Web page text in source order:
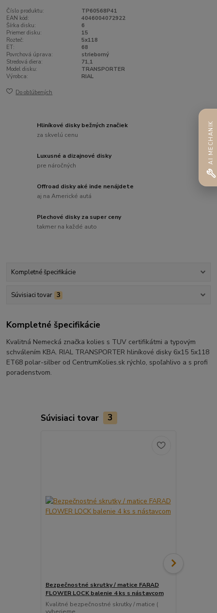
Číslo produktu:
TP60568P41
EAN kód:
4046004072922
Šírka disku:
6
Priemer disku:
15
Rozteč:
5x118
ET:
68
Povrchová úprava:
strieborný
Stredová diera:
71,1
Model disku:
TRANSPORTER
Výrobca:
RIAL
Do obľúbených
Hliníkové disky bežných značiek
za skvelú cenu
Luxusné a dizajnové disky
pre náročných
Offroad disky aké inde nenájdete
aj na Americké autá
Plechové disky za super ceny
takmer na každé auto
Kompletné špecifikácie
Súvisiaci tovar 3
Kompletné špecifikácie
Kvalitná Nemecká značka kolies s TUV certifikátmi a typovým
schválením KBA. RIAL TRANSPORTER hliníkové disky 6x15 5x118
ET68 polar-silber od CentrumKolies.sk rýchlo, spoľahlivo a s profi
poradenstvom.
Súvisiaci tovar 3
Bezpečnostné skrutky / matice FARAD
FLOWER LOCK balenie 4 ks s nástavcom
Kvalitné bezpečnostné skrutky / matice (
AI MECHANIK